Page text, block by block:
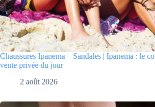
Chaussures Ipanema – Sandales | Ipanema : le
vente privée du jour
2 août 2026